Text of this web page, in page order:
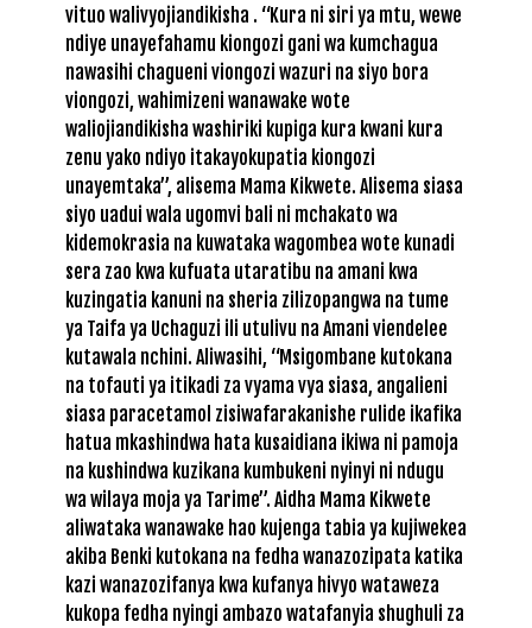
vituo walivyojiandikisha . “Kura ni siri ya mtu, wewe
ndiye unayefahamu kiongozi gani wa kumchagua
nawasihi chagueni viongozi wazuri na siyo bora
viongozi, wahimizeni wanawake wote
waliojiandikisha washiriki kupiga kura kwani kura
zenu yako ndiyo itakayokupatia kiongozi
unayemtaka”, alisema Mama Kikwete. Alisema siasa
siyo uadui wala ugomvi bali ni mchakato wa
kidemokrasia na kuwataka wagombea wote kunadi
sera zao kwa kufuata utaratibu na amani kwa
kuzingatia kanuni na sheria zilizopangwa na tume
ya Taifa ya Uchaguzi ili utulivu na Amani viendelee
kutawala nchini. Aliwasihi, “Msigombane kutokana
na tofauti ya itikadi za vyama vya siasa, angalieni
siasa paracetamol zisiwafarakanishe rulide ikafika
hatua mkashindwa hata kusaidiana ikiwa ni pamoja
na kushindwa kuzikana kumbukeni nyinyi ni ndugu
wa wilaya moja ya Tarime”. Aidha Mama Kikwete
aliwataka wanawake hao kujenga tabia ya kujiwekea
akiba Benki kutokana na fedha wanazozipata katika
kazi wanazozifanya kwa kufanya hivyo wataweza
kukopa fedha nyingi ambazo watafanyia shughuli za